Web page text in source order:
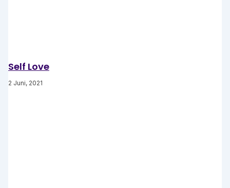
Self Love
2 Juni, 2021